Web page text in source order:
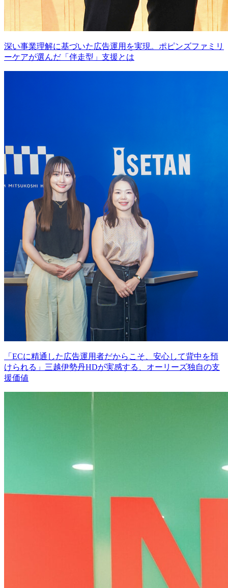
深い事業理解に基づいた広告運用を実現。ポピンズファミリ
ーケアが選んだ「伴走型」支援とは
「ECに精通した広告運用者だからこそ、安心して背中を預
けられる」三越伊勢丹HDが実感する、オーリーズ独自の支
援価値